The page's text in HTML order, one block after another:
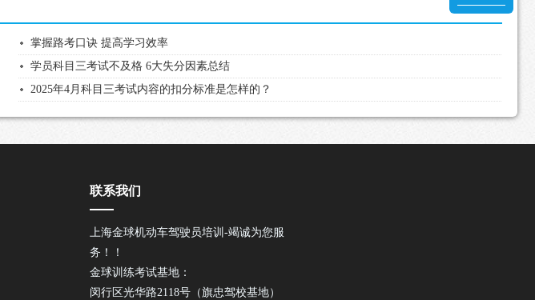
掌握路考口诀 提高学习效率
学员科目三考试不及格 6大失分因素总结
2025年4月科目三考试内容的扣分标准是怎样的？
联系我们
上海金球机动车驾驶员培训-竭诚为您服
务！！
金球训练考试基地：
闵行区光华路2118号（旗忠驾校基地）